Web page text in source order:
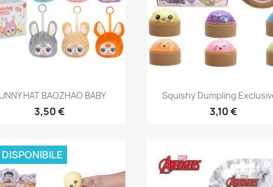
Anteprima
HAT BAOZHAO BABY
3,50 €
Anteprima
Squishy Dumpling
3,10 €